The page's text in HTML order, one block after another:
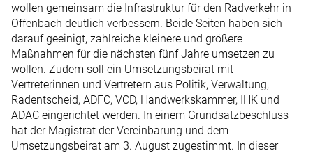
wollen gemeinsam die Infrastruktur für den Radverkehr in
Offenbach deutlich verbessern. Beide Seiten haben sich
darauf geeinigt, zahlreiche kleinere und größere
Maßnahmen für die nächsten fünf Jahre umsetzen zu
wollen. Zudem soll ein Umsetzungsbeirat mit
Vertreterinnen und Vertretern aus Politik, Verwaltung,
Radentscheid, ADFC, VCD, Handwerkskammer, IHK und
ADAC eingerichtet werden. In einem Grundsatzbeschluss
hat der Magistrat der Vereinbarung und dem
Umsetzungsbeirat am 3. August zugestimmt. In dieser